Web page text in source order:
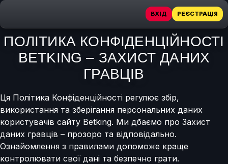
ВХІД РЕЄСТРАЦІЯ
ПОЛІТИКА КОНФІДЕНЦІЙНОСТІ
BETKING – ЗАХИСТ ДАНИХ
ГРАВЦІВ
Ця Політика Конфіденційності регулює збір,
використання та зберігання персональних даних
користувачів сайту Betking. Ми дбаємо про Захист
даних гравців – прозоро та відповідально.
Ознайомлення з правилами допоможе краще
контролювати свої дані та безпечно грати.